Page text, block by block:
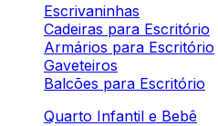
Escrivaninhas
Cadeiras para Escritório
Armários para Escritório
Gaveteiros
Balcões para Escritório
Quarto Infantil e Bebê